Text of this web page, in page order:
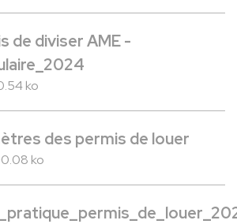
de diviser AME -
ko
des permis de louer
ko